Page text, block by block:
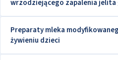
wrzodziejącego zapalenia jelita
Preparaty mleka
żywieniu dzieci